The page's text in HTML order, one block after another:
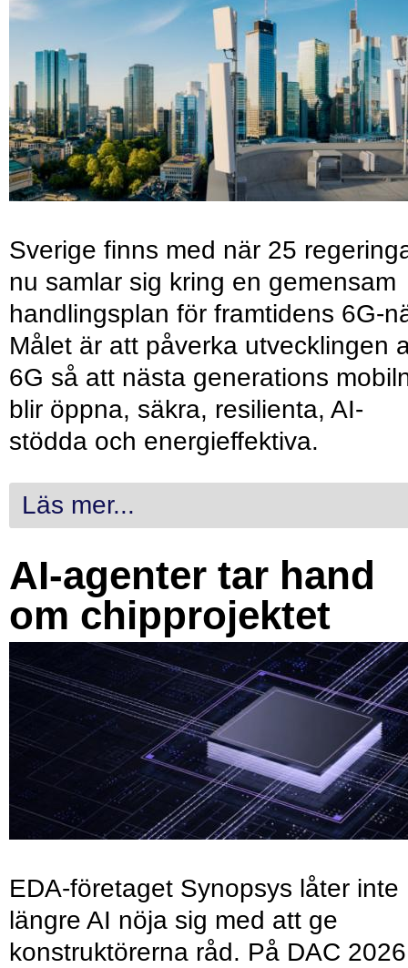
Sverige finns med när 25
nu samlar sig kring en gemensam
handlingsplan för framtidens 6G-
Målet är att påverka utvecklingen
6G så att nästa generations
blir öppna, säkra, resilienta, AI-
stödda och energieffektiva.
Läs mer...
AI-agenter tar hand
om chipprojektet
EDA-företaget Synopsys låter inte
längre AI nöja sig med att ge
konstruktörerna råd. På DAC 2026